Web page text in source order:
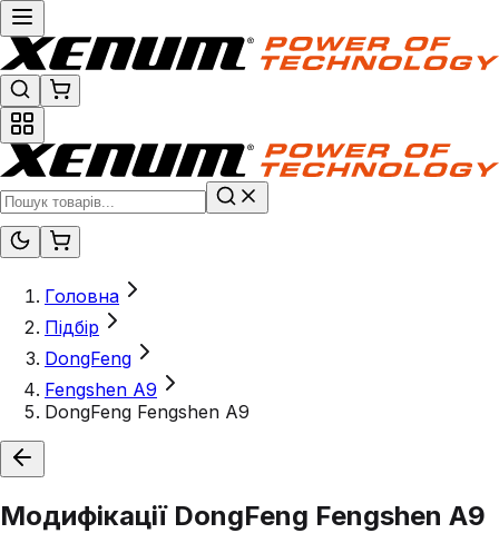
Головна
Підбір
DongFeng
Fengshen A9
DongFeng Fengshen A9
Модифікації DongFeng Fengshen A9